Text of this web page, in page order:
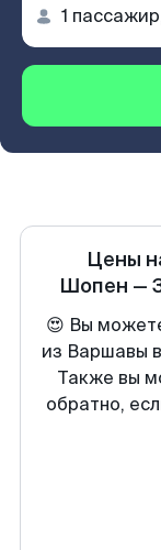
Цены
Шопен —
😍 Вы
из Варшавы
Также вы
обратно,